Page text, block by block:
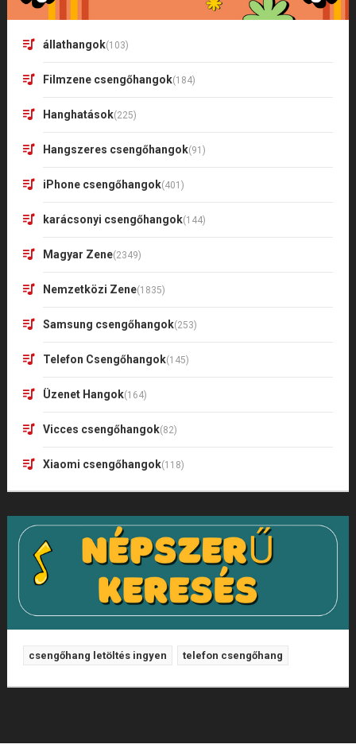
állathangok(103)
Filmzene csengőhangok(184)
Hanghatások(225)
Hangszeres csengőhangok(91)
iPhone csengőhangok(401)
karácsonyi csengőhangok(144)
Magyar Zene(2349)
Nemzetközi Zene(1835)
Samsung csengőhangok(253)
Telefon Csengőhangok(145)
Üzenet Hangok(164)
Vicces csengőhangok(82)
Xiaomi csengőhangok(118)
csengőhang letöltés ingyen telefon csengőhang